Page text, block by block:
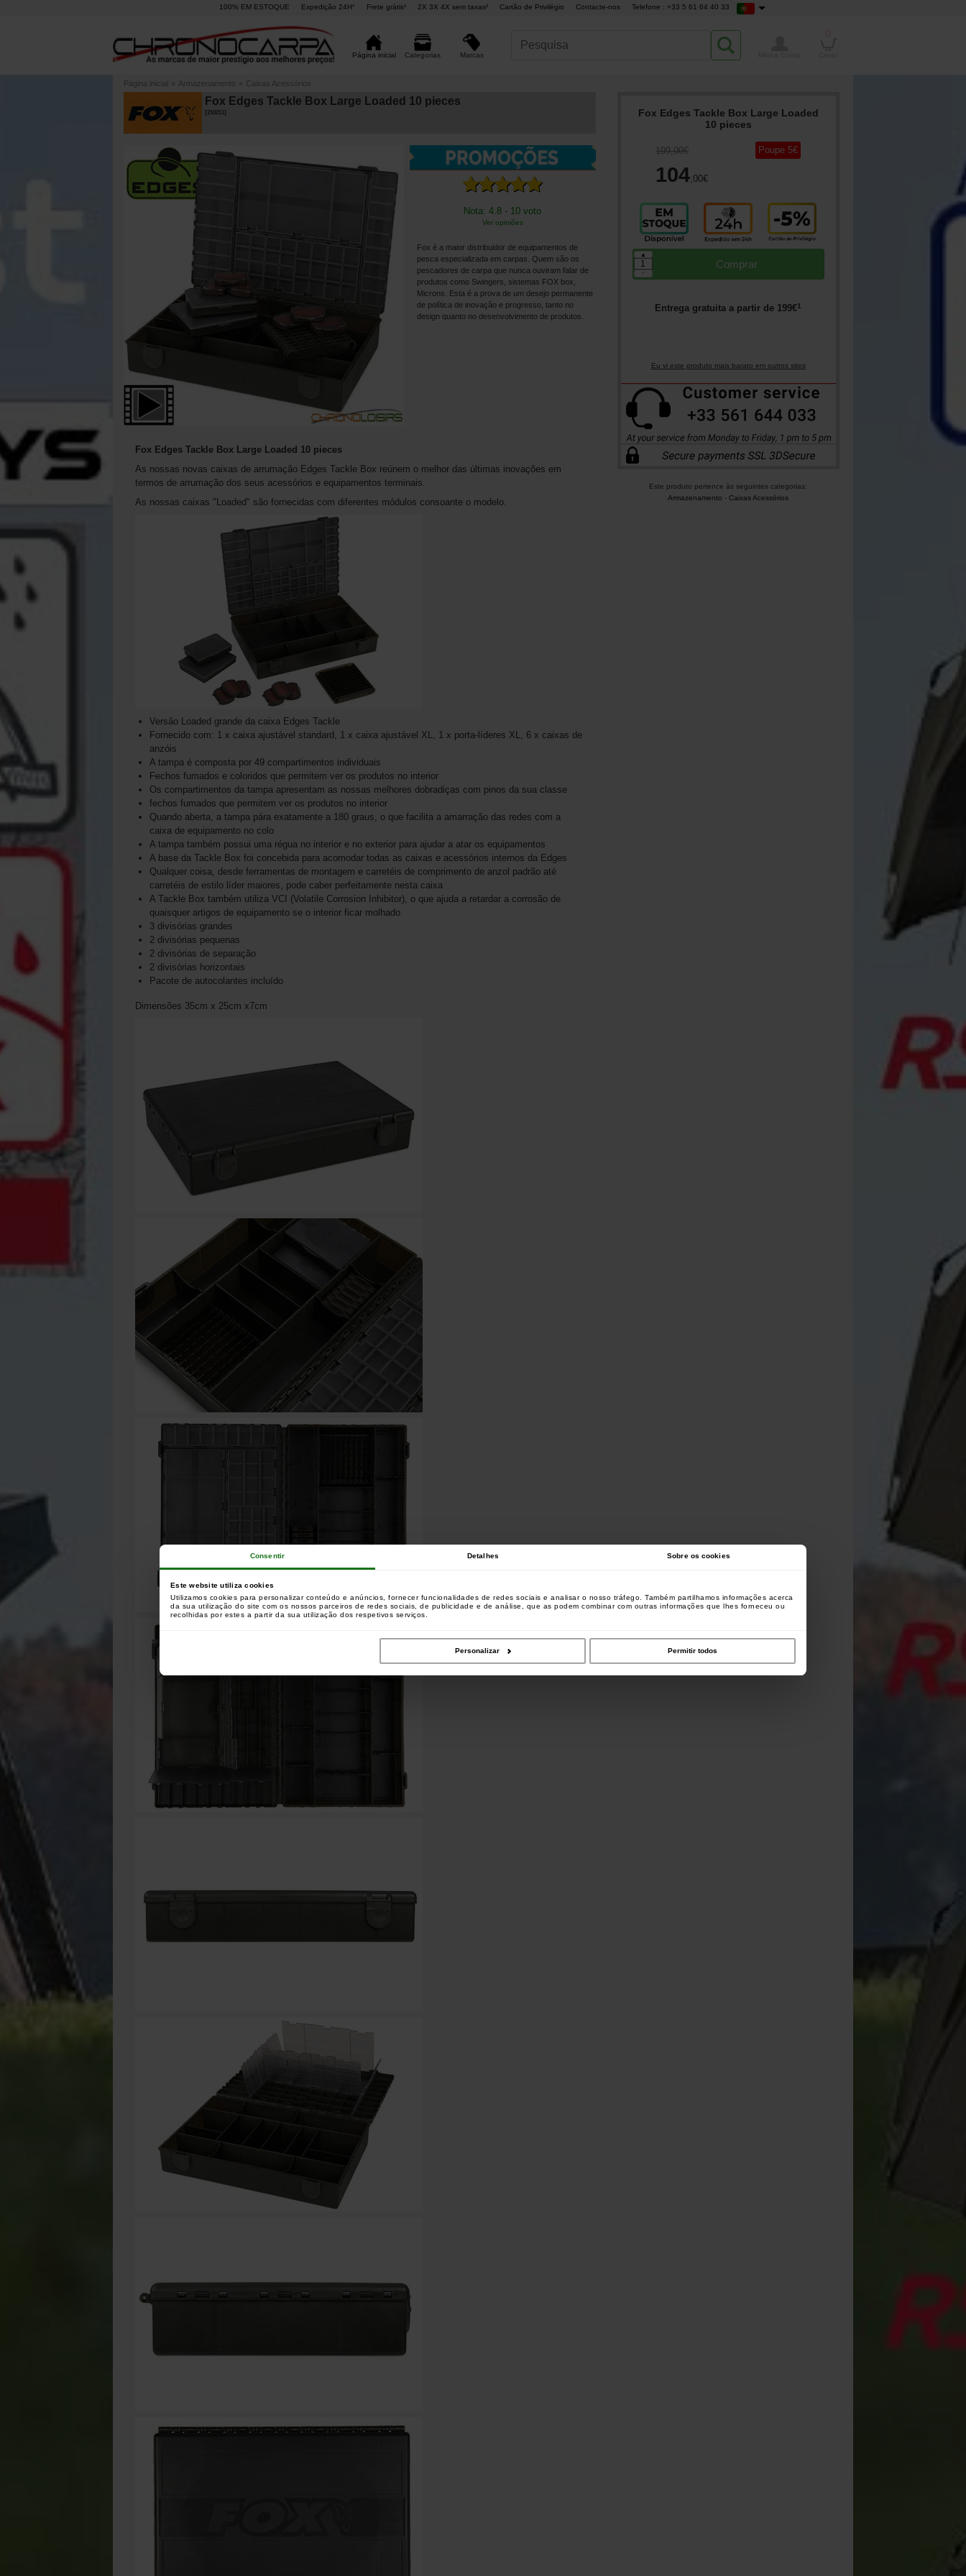
Consentir Detalhes Sobre os cookies
Este website utiliza cookies
Utilizamos cookies para personalizar conteúdo e anúncios, fornecer funcionalidades de redes sociais e analisar o nosso tráfego. Também partilhamos informações acerca
da sua utilização do site com os nossos parceiros de redes sociais, de publicidade e de análise, que as podem combinar com outras informações que lhes forneceu ou
recolhidas por estes a partir da sua utilização dos respetivos serviços.
Personalizar Permitir todos
100% EM ESTOQUE Expedição 24H° Frete grátis¹ 2X 3X 4X sem taxas² Cartão de Privilégio Contacte-nos Telefone : +33 5 61 64 40 33
Página inicial Categorias Marcas
Página inicial » Armazenamento » Caixas Acessórios
Fox Edges Tackle Box Large Loaded 10 pieces
210211]
Nota: 4.8 - 10 voto
Ver opiniões
Fox é a maior distribuidor de equipamentos de
pesca especializada em carpas. Quem são os
pescadores de carpa que nunca ouviram falar de
produtos como Swingers, sistemas FOX box,
Microns. Esta é a prova de um desejo permanente
de política de inovação e progresso, tanto no
design quanto no desenvolvimento de produtos.
Fox Edges Tackle Box Large Loaded
10 pieces
109,00€
104,00€
Poupe 5€
Comprar
▲
Entrega gratuita a partir de 199€1
Eu vi este produto mais barato em outros sites
Este produto pertence às seguintes categorias:
Armazenamento -Caixas Acessórios
Fox Edges Tackle Box Large Loaded 10 pieces
As nossas novas caixas de arrumação Edges Tackle Box reúnem o melhor das últimas inovações em
termos de arrumação dos seus acessórios e equipamentos terminais.
As nossas caixas "Loaded" são fornecidas com diferentes módulos consoante o modelo.
Versão Loaded grande da caixa Edges Tackle
Fornecido com: 1 x caixa ajustável standard, 1 x caixa ajustável XL, 1 x porta-líderes XL, 6 x caixas de
anzóis
A tampa é composta por 49 compartimentos individuais
Fechos fumados e coloridos que permitem ver os produtos no interior
Os compartimentos da tampa apresentam as nossas melhores dobradiças com pinos da sua classe
fechos fumados que permitem ver os produtos no interior
Quando aberta, a tampa pára exatamente a 180 graus, o que facilita a amarração das redes com a
caixa de equipamento no colo
A tampa também possui uma régua no interior e no exterior para ajudar a atar os equipamentos
A base da Tackle Box foi concebida para acomodar todas as caixas e acessórios internos da Edges
Qualquer coisa, desde ferramentas de montagem e carretéis de comprimento de anzol padrão até
carretéis de estilo líder maiores, pode caber perfeitamente nesta caixa
A Tackle Box também utiliza VCI (Volatile Corrosion Inhibitor), o que ajuda a retardar a corrosão de
quaisquer artigos de equipamento se o interior ficar molhado
3 divisórias grandes
2 divisórias pequenas
2 divisórias de separação
2 divisórias horizontais
Pacote de autocolantes incluído
Dimensões 35cm x 25cm x7cm